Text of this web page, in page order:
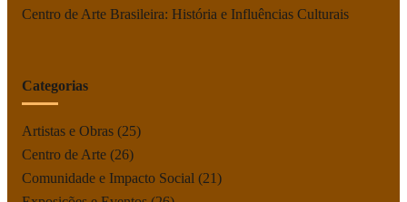
Centro de Arte Brasileira: História e Influências Culturais
Categorias
Artistas e Obras (25)
Centro de Arte (26)
Comunidade e Impacto Social (21)